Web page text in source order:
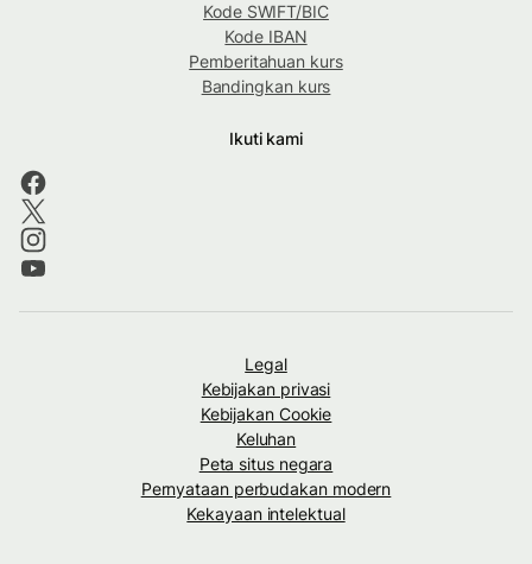
Kode SWIFT/BIC
Kode IBAN
Pemberitahuan kurs
Bandingkan kurs
Ikuti kami
Legal
Kebijakan privasi
Kebijakan Cookie
Keluhan
Peta situs negara
Pernyataan perbudakan modern
Kekayaan intelektual